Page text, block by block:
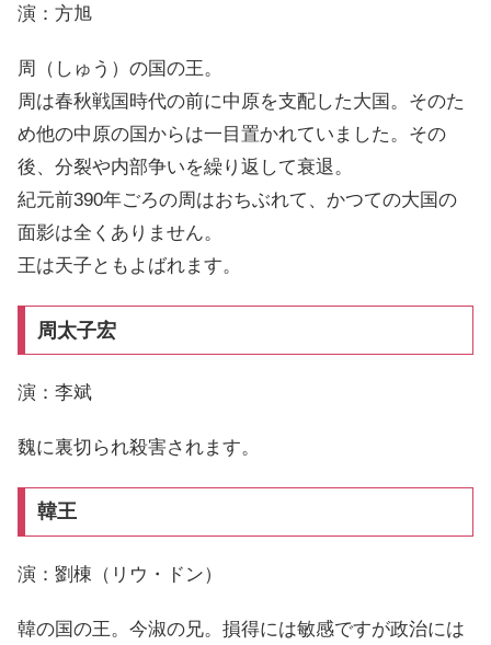
演：方旭
周（しゅう）の国の王。
周は春秋戦国時代の前に中原を支配した大国。そのた
め他の中原の国からは一目置かれていました。その
後、分裂や内部争いを繰り返して衰退。
紀元前390年ごろの周はおちぶれて、かつての大国の
面影は全くありません。
王は天子ともよばれます。
周太子宏
演：李斌
魏に裏切られ殺害されます。
韓王
演：劉棟（リウ・ドン）
韓の国の王。今淑の兄。損得には敏感ですが政治には